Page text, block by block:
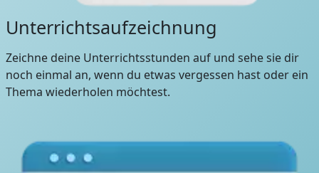
Unterrichtsaufzeichnung
Zeichne deine Unterrichtsstunden auf und sehe sie dir
noch einmal an, wenn du etwas vergessen hast oder ein
Thema wiederholen möchtest.